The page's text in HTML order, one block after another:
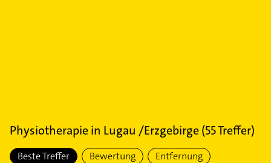
Physiotherapiein Lugau /Erzgebirge(55Treffer)
Beste Treffer Bewertung Entfernung